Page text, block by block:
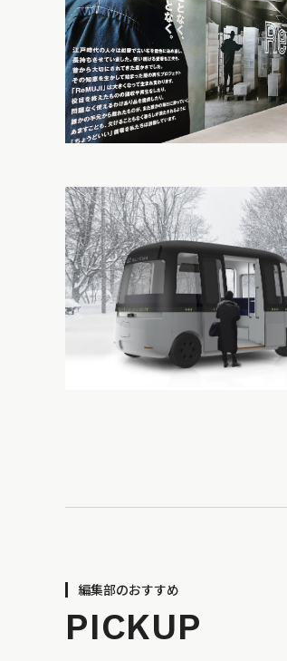
編集部のおすすめ
PICKUP